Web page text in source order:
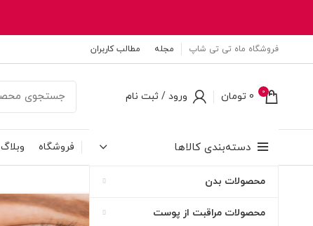
فروشگاه ماه تی تی شاپ مجله مطالب کاربران
0
0 تومان ورود / ثبت نام
دسته‌بندی کالاها
محصولات بدن
محصولات مراقبت از پوست
فروشگاه وبلاگ
۱۳